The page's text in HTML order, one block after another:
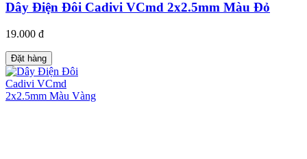
Dây Điện Đôi Cadivi VCmd 2x2.5mm Màu Đỏ
19.000 đ
Đặt hàng